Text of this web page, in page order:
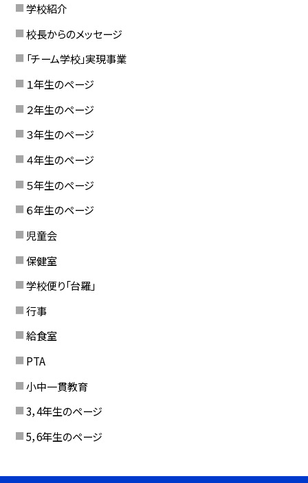
学校紹介
校長からのメッセージ
「チーム学校」実現事業
１年生のページ
２年生のページ
３年生のページ
４年生のページ
５年生のページ
６年生のページ
児童会
保健室
学校便り「台羅」
行事
給食室
PTA
小中一貫教育
3，4年生のページ
5，6年生のページ